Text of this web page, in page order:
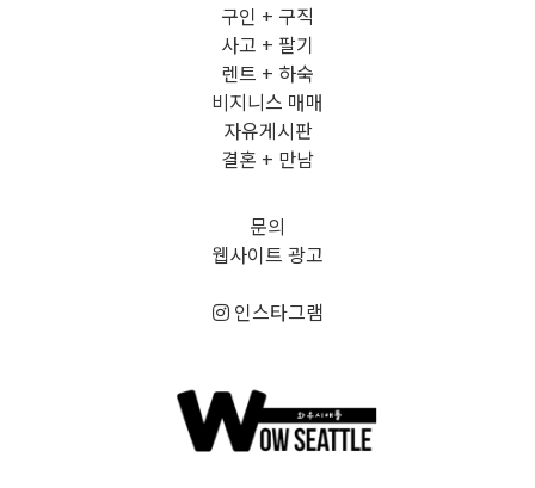
구인 + 구직
사고 + 팔기
렌트 + 하숙
비지니스 매매
자유게시판
결혼 + 만남
문의
웹사이트 광고
인스타그램